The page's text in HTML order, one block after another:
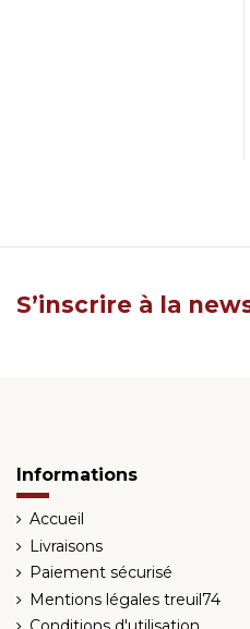
S’inscrire à la
Informations
Accueil
Livraisons
Paiement sécurisé
Mentions légales treuil74